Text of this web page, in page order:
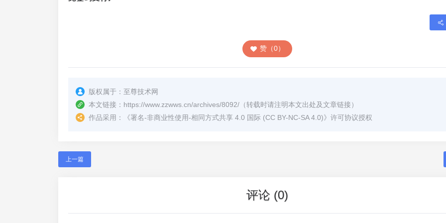
赞（0）
版权属于： 至尊技术网
本文链接： https://www.zzwws.cn/archives/8092/ （转载时请注明本文出处及文章链接）
作品采用：
《署名-非商业性使用-相同方式共享 4.0 国际 (CC BY-NC-SA 4.0)》许可协议授权
上一篇
评论 (0)